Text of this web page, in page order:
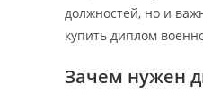
должностей, но и
купить диплом
Зачем нужен